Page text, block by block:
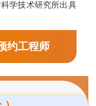
学技术研究所出具
约工程师